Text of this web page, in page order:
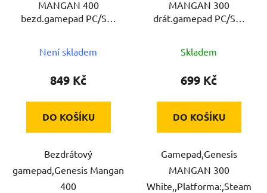
MANGAN 400
bezd.gamepad PC/SW
Není skladem
849 Kč
DO KOŠÍKU
Bezdrátový
gamepad,Genesis Mangan
400
MANGAN 300
drát.gamepad PC/SW
Skladem
699 Kč
DO KOŠÍKU
Gamepad,Genesis
MANGAN 300
White,,Platforma:,Steam